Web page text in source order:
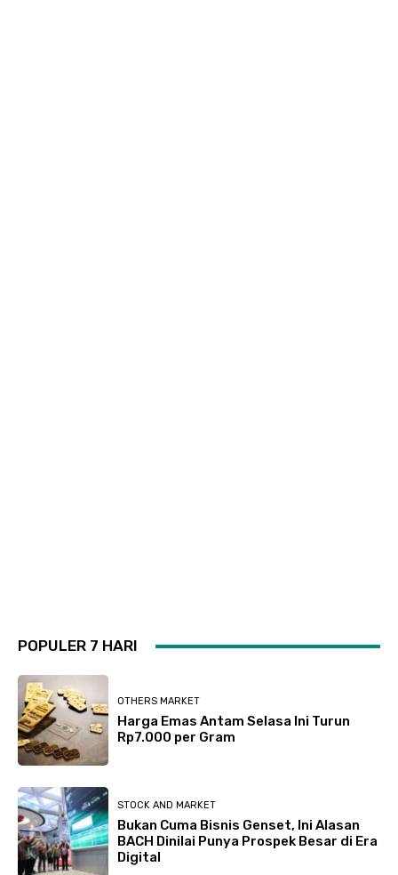
POPULER 7 HARI
OTHERS MARKET
Harga Emas Antam Selasa Ini Turun
Rp7.000 per Gram
STOCK AND MARKET
Bukan Cuma Bisnis Genset, Ini Alasan
BACH Dinilai Punya Prospek Besar di Era
Digital